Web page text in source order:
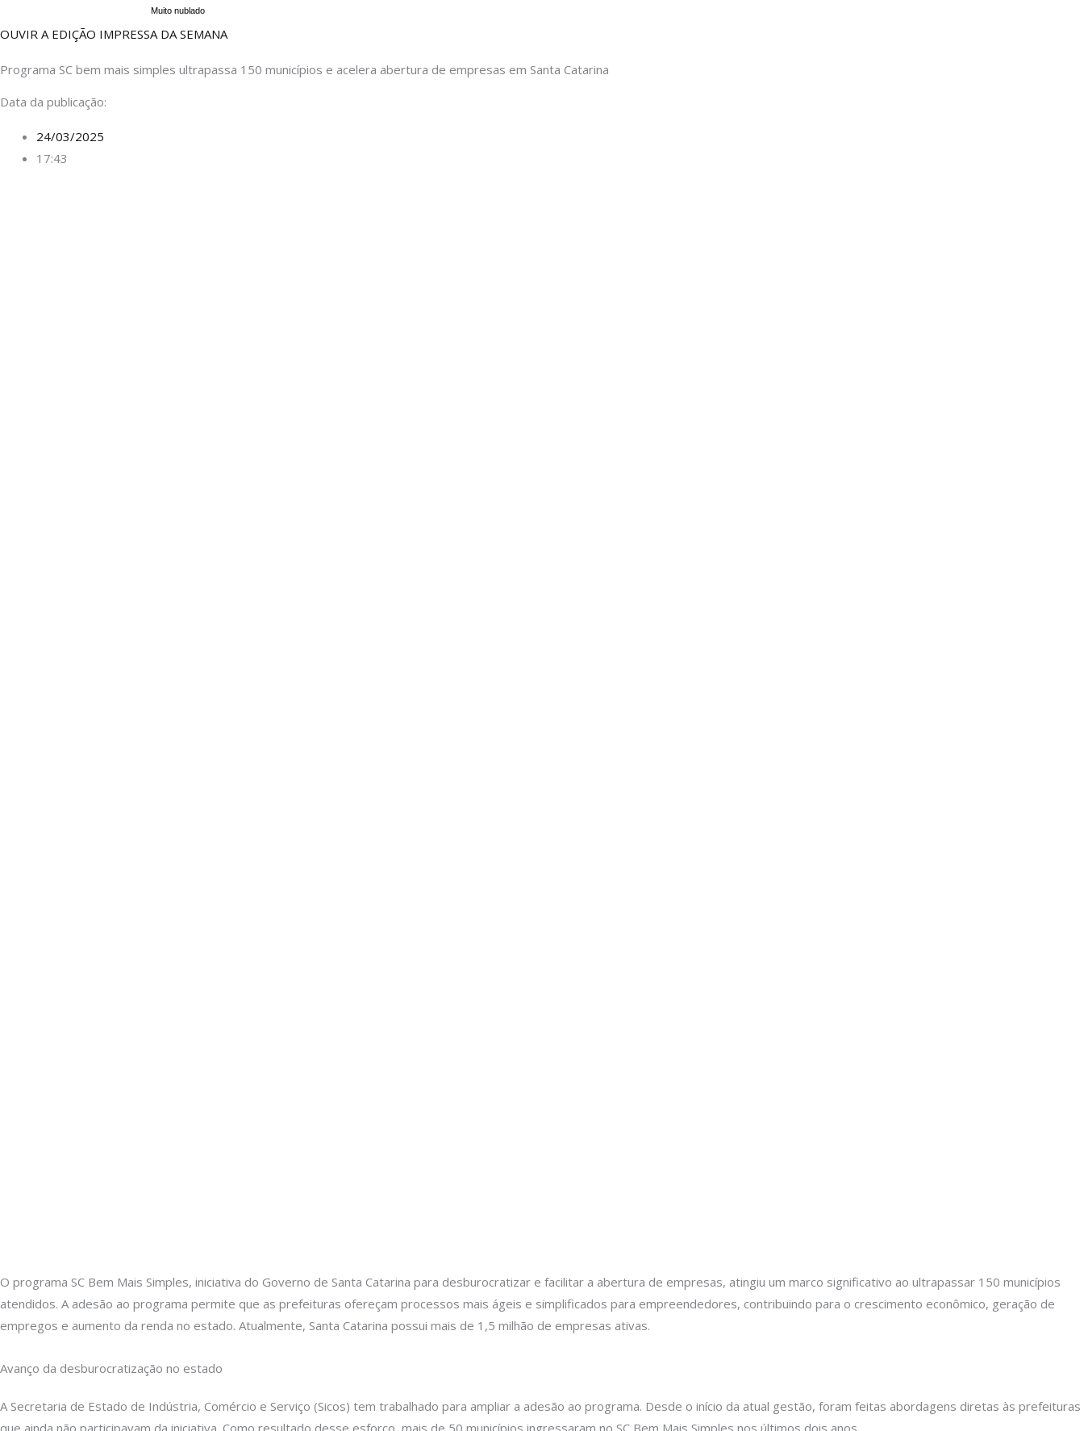
Muito nublado
OUVIR A EDIÇÃO IMPRESSA DA SEMANA
Programa SC bem mais simples ultrapassa 150 municípios e acelera abertura de empresas em Santa Catarina
Data da publicação:
24/03/2025
17:43
O programa SC Bem Mais Simples, iniciativa do Governo de Santa Catarina para desburocratizar e facilitar a abertura de empresas, atingiu um marco significativo ao ultrapassar 150 municípios
atendidos. A adesão ao programa permite que as prefeituras ofereçam processos mais ágeis e simplificados para empreendedores, contribuindo para o crescimento econômico, geração de
empregos e aumento da renda no estado. Atualmente, Santa Catarina possui mais de 1,5 milhão de empresas ativas.
Avanço da desburocratização no estado
A Secretaria de Estado de Indústria, Comércio e Serviço (Sicos) tem trabalhado para ampliar a adesão ao programa. Desde o início da atual gestão, foram feitas abordagens diretas às prefeituras